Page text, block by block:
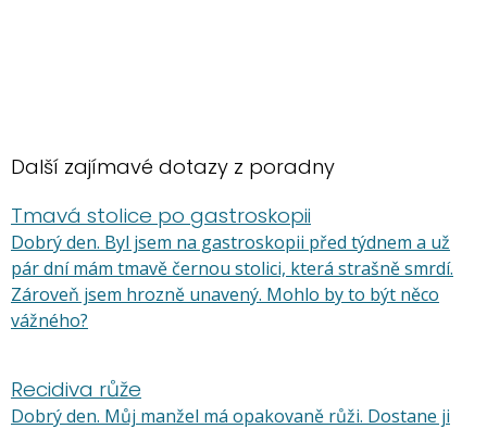
Další zajímavé dotazy z poradny
Tmavá stolice po gastroskopii
Dobrý den. Byl jsem na gastroskopii před týdnem a už
pár dní mám tmavě černou stolici, která strašně smrdí.
Zároveň jsem hrozně unavený. Mohlo by to být něco
vážného?
Recidiva růže
Dobrý den. Můj manžel má opakovaně růži. Dostane ji